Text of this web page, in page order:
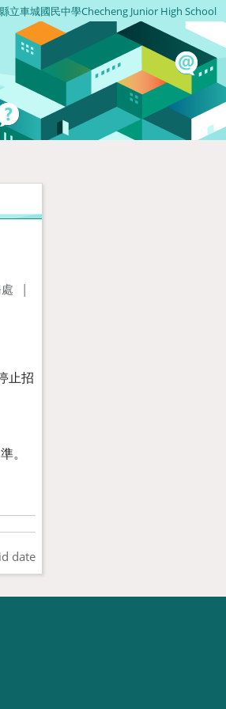
立車城國民中學Checheng Junior High School
|
止招
。
date